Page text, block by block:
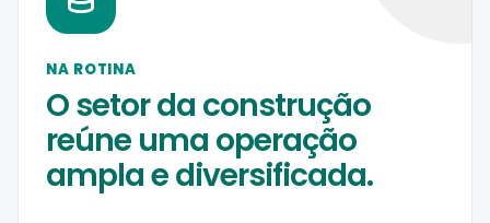
NA ROTINA
O setor da construção
reúne uma operação
ampla e diversificada.